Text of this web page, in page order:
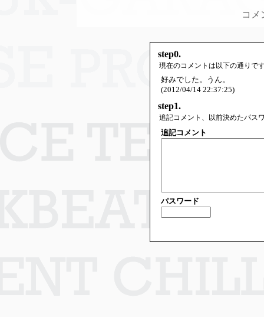
コメ
step0.
現在のコメントは以下の通りで
好みでした。うん。
(2012/04/14 22:37:25)
step1.
追記コメント、以前決めたパス
追記コメント
パスワード